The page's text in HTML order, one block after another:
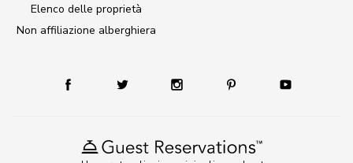
Elenco delle proprietà
Non affiliazione alberghiera